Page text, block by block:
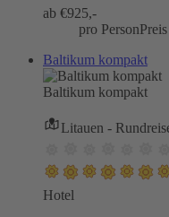
ab €925,-
pro Person
Baltikum kompakt
Baltikum kompakt
Litauen -
Hotel